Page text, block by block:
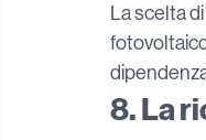
La scelta
8. La